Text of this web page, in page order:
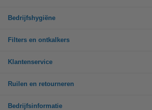
Bedrijfshygiëne
Filters en ontkalkers
Klantenservice
Ruilen en retourneren
Bedrijfsinformatie